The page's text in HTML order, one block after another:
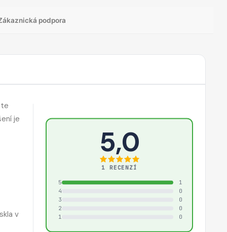
podpora
je
v
5,0
1 RECENZÍ
5
1
4
0
3
0
2
0
1
0